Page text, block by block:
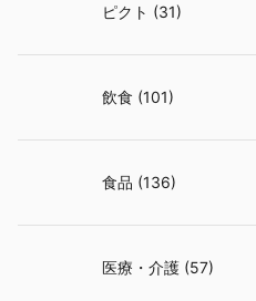
ピクト (31)
飲食 (101)
食品 (136)
医療・介護 (57)